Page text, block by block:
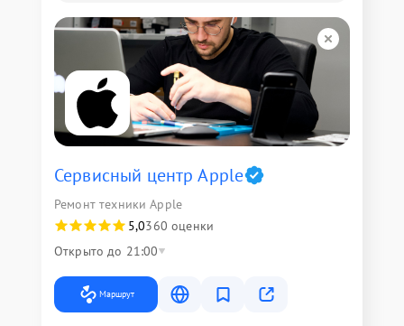
Сервисный центр Apple
Ремонт техники Apple
5,0360 оценки
Открыто до 21:00
Маршрут